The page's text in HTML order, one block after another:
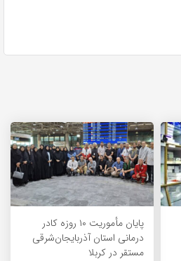
پایان مأموریت ۱۰ روزه کادر
درمانی استان آذربایجان‌شرقی
مستقر در کربلا